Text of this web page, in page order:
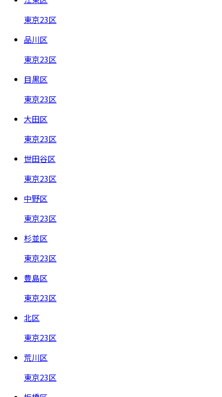
東京23区
品川区
東京23区
目黒区
東京23区
大田区
東京23区
世田谷区
東京23区
中野区
東京23区
杉並区
東京23区
豊島区
東京23区
北区
東京23区
荒川区
東京23区